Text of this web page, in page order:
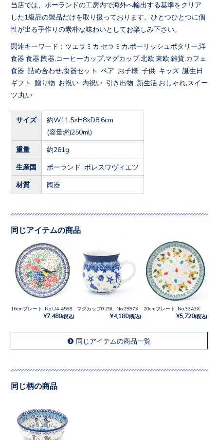
当店では、ポーランドの工房内で海外へ輸出する基準をクリア
した1級品の製品だけを取り扱っております。ひとつひとつに個
性が出る手作りの素朴な味わいとしてお楽しみ下さい。
関連キーワード：ツェラミカ,セラミカ,ポーリッシュポタリー,洋
食器,食器,陶器,コーヒーカップ,マグカップ,北欧,東欧,雑貨,カフェ,
食器 詰め合わせ,食器セット ペア お子様 子供 キッズ 誕生日
ギフト 贈り物 お祝い 内祝い 引き出物 新生活,おしゃれ,スイー
ツ,丸い
サイズ
約W11.5×H8×D8.6cm
(容量:約250ml)
重量 約261g
生産国 ポーランド ボレスワヴィエツ
材質 陶器
同じアイテムの商品
16cmプレート No.U4-4598
¥7,480(税込)
マグカップ0.25L No.2997X
¥4,180(税込)
20cmプレート No.3343X
¥5,720(税込)
同じアイテムの商品一覧
同じ柄の商品